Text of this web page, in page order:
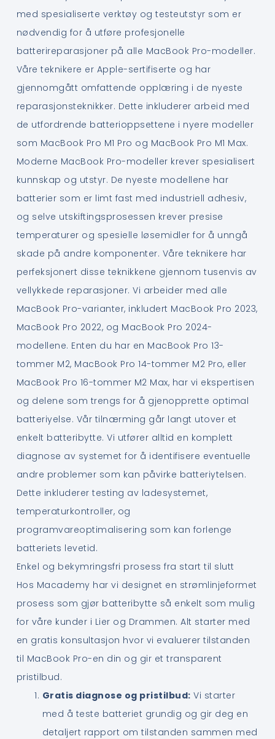
med spesialiserte verktøy og testeutstyr som er
nødvendig for å utføre profesjonelle
batterireparasjoner på alle MacBook Pro-modeller.
Våre teknikere er Apple-sertifiserte og har
gjennomgått omfattende opplæring i de nyeste
reparasjonsteknikker. Dette inkluderer arbeid med
de utfordrende batterioppsettene i nyere modeller
som MacBook Pro M1 Pro og MacBook Pro M1 Max.
Moderne MacBook Pro-modeller krever spesialisert
kunnskap og utstyr. De nyeste modellene har
batterier som er limt fast med industriell adhesiv,
og selve utskiftingsprosessen krever presise
temperaturer og spesielle løsemidler for å unngå
skade på andre komponenter. Våre teknikere har
perfeksjonert disse teknikkene gjennom tusenvis av
vellykkede reparasjoner. Vi arbeider med alle
MacBook Pro-varianter, inkludert MacBook Pro 2023,
MacBook Pro 2022, og MacBook Pro 2024-
modellene. Enten du har en MacBook Pro 13-
tommer M2, MacBook Pro 14-tommer M2 Pro, eller
MacBook Pro 16-tommer M2 Max, har vi ekspertisen
og delene som trengs for å gjenopprette optimal
batteriyelse. Vår tilnærming går langt utover et
enkelt batteribytte. Vi utfører alltid en komplett
diagnose av systemet for å identifisere eventuelle
andre problemer som kan påvirke batteriytelsen.
Dette inkluderer testing av ladesystemet,
temperaturkontroller, og
programvareoptimalisering som kan forlenge
batteriets levetid.
Enkel og bekymringsfri prosess fra start til slutt
Hos Macademy har vi designet en strømlinjeformet
prosess som gjør batteribytte så enkelt som mulig
for våre kunder i Lier og Drammen. Alt starter med
en gratis konsultasjon hvor vi evaluerer tilstanden
til MacBook Pro-en din og gir et transparent
pristilbud.
Gratis diagnose og pristilbud: Vi starter
med å teste batteriet grundig og gir deg en
detaljert rapport om tilstanden sammen med